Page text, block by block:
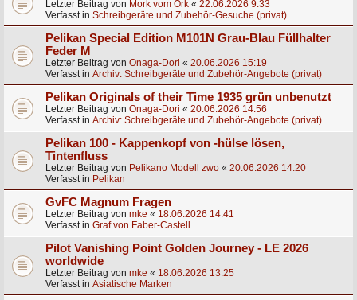
Letzter Beitrag von Mork vom Ork « 22.06.2026 9:33
Verfasst in Schreibgeräte und Zubehör-Gesuche (privat)
Pelikan Special Edition M101N Grau-Blau Füllhalter
Feder M
Letzter Beitrag von Onaga-Dori « 20.06.2026 15:19
Verfasst in Archiv: Schreibgeräte und Zubehör-Angebote (privat)
Pelikan Originals of their Time 1935 grün unbenutzt
Letzter Beitrag von Onaga-Dori « 20.06.2026 14:56
Verfasst in Archiv: Schreibgeräte und Zubehör-Angebote (privat)
Pelikan 100 - Kappenkopf von -hülse lösen,
Tintenfluss
Letzter Beitrag von Pelikano Modell zwo « 20.06.2026 14:20
Verfasst in Pelikan
GvFC Magnum Fragen
Letzter Beitrag von mke « 18.06.2026 14:41
Verfasst in Graf von Faber-Castell
Pilot Vanishing Point Golden Journey - LE 2026
worldwide
Letzter Beitrag von mke « 18.06.2026 13:25
Verfasst in Asiatische Marken